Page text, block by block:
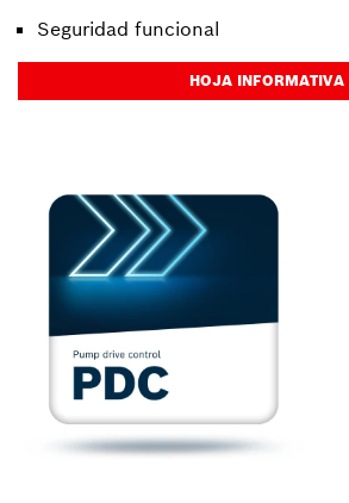
Seguridad funcional
HOJA INFORMATIVA